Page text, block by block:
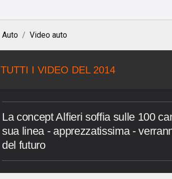
Auto Video auto
TUTTI I VIDEO DEL 2014
La concept Alfieri soffia sulle 100
sua linea - apprezzatissima -
del futuro